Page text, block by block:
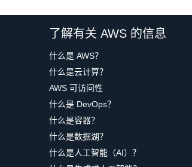
了解有关 AWS 的信息
什么是 AWS？
什么是云计算？
AWS 可访问性
什么是 DevOps？
什么是容器？
什么是数据湖？
什么是人工智能（AI）？